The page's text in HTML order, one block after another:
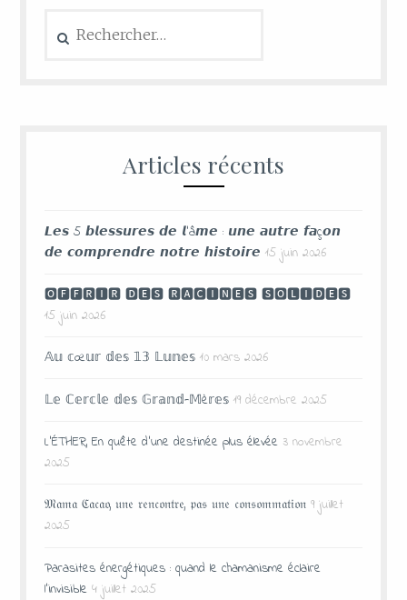
Articles récents
𝙇𝙚𝙨 5 𝙗𝙡𝙚𝙨𝙨𝙪𝙧𝙚𝙨 𝙙𝙚 𝙡’â𝙢𝙚 : 𝙪𝙣𝙚 𝙖𝙪𝙩𝙧𝙚 𝙛𝙖ç𝙤𝙣
𝙙𝙚 𝙘𝙤𝙢𝙥𝙧𝙚𝙣𝙙𝙧𝙚 𝙣𝙤𝙩𝙧𝙚 𝙝𝙞𝙨𝙩𝙤𝙞𝙧𝙚 15 juin 2026
🅾🅵🅵🆁🅸🆁 🅳🅴🆂 🆁🅰🅲🅸🅽🅴🆂 🆂🅾🅻🅸🅳🅴🆂
15 juin 2026
𝔸𝕦 𝕔œ𝕦𝕣 𝕕𝕖𝕤 𝟙𝟛 𝕃𝕦𝕟𝕖𝕤 10 mars 2026
𝕃𝕖 ℂ𝕖𝕣𝕔𝕝𝕖 𝕕𝕖𝕤 𝔾𝕣𝕒𝕟𝕕-𝕄è𝕣𝕖𝕤 19 décembre 2025
L’ÉTHER, En quête d’une destinée plus élevée 3 novembre
2025
𝔐𝔞𝔪𝔞 ℭ𝔞𝔠𝔞𝔬, 𝔲𝔫𝔢 𝔯𝔢𝔫𝔠𝔬𝔫𝔱𝔯𝔢, 𝔭𝔞𝔰 𝔲𝔫𝔢 𝔠𝔬𝔫𝔰𝔬𝔪𝔪𝔞𝔱𝔦𝔬𝔫 9 juillet
2025
Parasites énergétiques : quand le chamanisme éclaire
l’invisible 4 juillet 2025